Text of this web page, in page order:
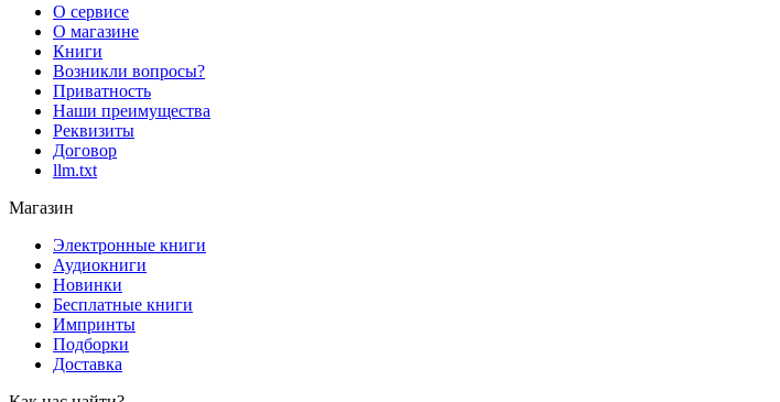
О сервисе
О магазине
Книги
Возникли вопросы?
Приватность
Наши преимущества
Реквизиты
Договор
llm.txt
Магазин
Электронные книги
Аудиокниги
Новинки
Бесплатные книги
Импринты
Подборки
Доставка